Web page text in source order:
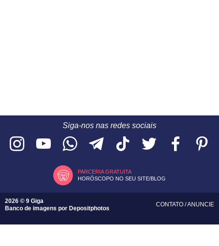
Siga-nos nas redes sociais
PARCERIA GRATUITA
HORÓSCOPO NO SEU SITE/BLOG
2026 © 9 Giga
Banco de imagens por Depositphotos
CONTATO /ANUNCIE